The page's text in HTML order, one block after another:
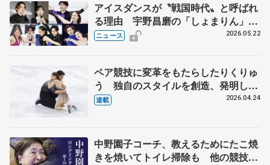
アイスダンスが〝戦国時代〟と呼ばれ
る理由 宇野昌磨の「しょまりん」ら
実力者が相次いで参戦 国内の競争激
ニュース 2026.05.22
ペア競技に変革をもたらしたりくりゅ
う 独自のスタイルを創造、発明した
【引退発表後②】
連載 2026.04.24
中野園子コーチ、教えるためにたこ焼
きを焼いてトイレ掃除も 他の競技に